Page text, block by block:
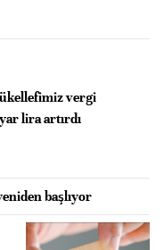
vergi
lira artırdı
başlıyor